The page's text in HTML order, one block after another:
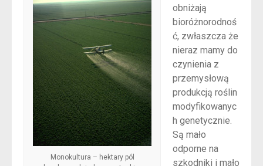
Monokultura – hektary pól
obniżają
bioróżnorodnoś
ć, zwłaszcza że
nieraz mamy do
czynienia z
przemysłową
produkcją roślin
modyfikowanyc
h genetycznie.
Są mało
odporne na
szkodniki i mało